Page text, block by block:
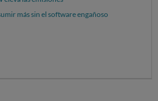
más sin el software engañoso